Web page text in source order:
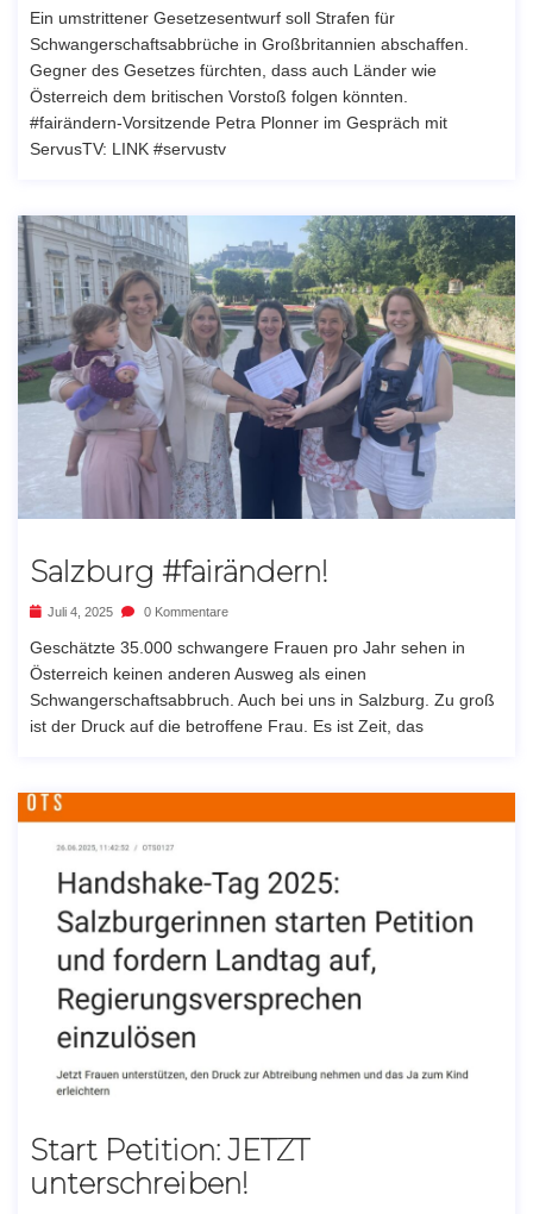
Ein umstrittener Gesetzesentwurf soll Strafen für
Schwangerschaftsabbrüche in Großbritannien abschaffen.
Gegner des Gesetzes fürchten, dass auch Länder wie
Österreich dem britischen Vorstoß folgen könnten.
#fairändern-Vorsitzende Petra Plonner im Gespräch mit
ServusTV: LINK #servustv
Salzburg #fairändern!
Juli 4, 2025 0 Kommentare
Geschätzte 35.000 schwangere Frauen pro Jahr sehen in
Österreich keinen anderen Ausweg als einen
Schwangerschaftsabbruch. Auch bei uns in Salzburg. Zu groß
ist der Druck auf die betroffene Frau. Es ist Zeit, das
Start Petition: JETZT
unterschreiben!